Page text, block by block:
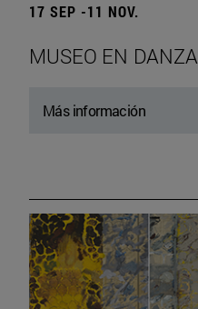
17 SEP -11 NOV.
MUSEO EN DANZA
Más información